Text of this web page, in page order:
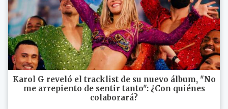
Karol G reveló el tracklist de su nuevo álbum, "No
me arrepiento de sentir tanto": ¿Con quiénes
colaborará?